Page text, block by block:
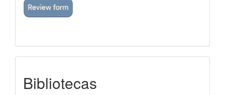
Bibliotecas